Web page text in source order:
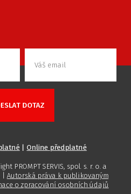
Online předplatné
PROMPT SERVIS, spol. s. r. o. a
|Autorská práva k publikovaným
o zpracování osobních údajů